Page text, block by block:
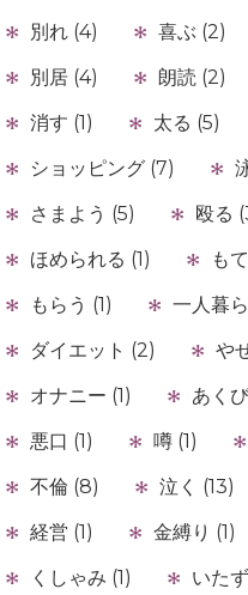
別れ (4)
喜ぶ (2)
別居 (4)
朗読 (2)
消す (1)
太る (5)
ショッピング (7)
さまよう (5)
殴る
ほめられる (1)
も
もらう (1)
一人暮
ダイエット (2)
や
オナニー (1)
あく
悪口 (1)
噂 (1)
不倫 (8)
泣く (13)
経営 (1)
金縛り (1)
くしゃみ (1)
いた